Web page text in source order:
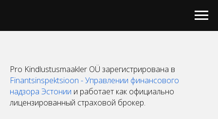
Pro Kindlustusmaakler OÜ зарегистрирована в
Finantsinspektsioon - Управлении финансового
надзора Эстонии и работает как официально
лицензированный страховой брокер.